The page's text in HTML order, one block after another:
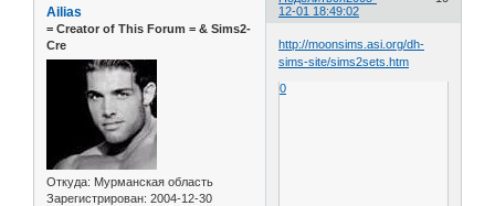
12-01 18:49:02
Ailias
= Сreator of This Forum = & Sims2-
Cre
Откуда: Мурманская область
Зарегистрирован: 2004-12-30
http://moonsims.asi.org/dh-
sims-site/sims2sets.htm
0